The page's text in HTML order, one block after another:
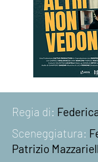
Regia di:
Sceneggiatura:
Patrizio